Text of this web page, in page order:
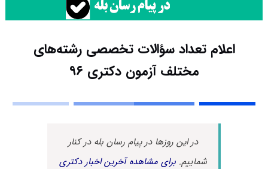
اعلام تعداد سؤالات تخصصی رشته‌های
مختلف آزمون دکتری ۹۶
در این روزها در پیام رسان بله در کنار
شماییم.برای مشاهده آخرین اخبار دکتری